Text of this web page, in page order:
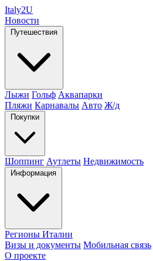
Italy2U
Новости
Путешествия
Лыжи Гольф Аквапарки
Пляжи Карнавалы Авто Ж/д
Покупки
Шоппинг Аутлеты Недвижимость
Информация
Регионы Италии
Визы и документы Мобильная связь
О проекте